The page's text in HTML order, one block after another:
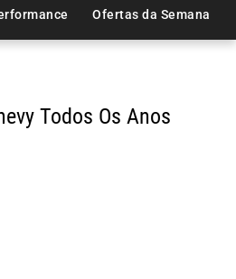
Ofertas da Semana
Todos Os Anos